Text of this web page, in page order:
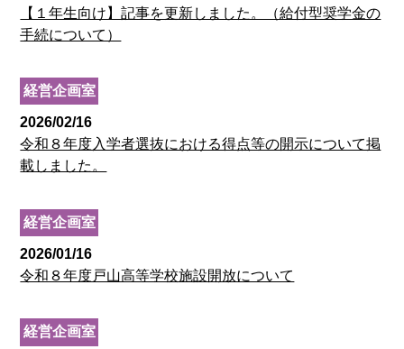
【１年生向け】記事を更新しました。（給付型奨学金の
手続について）
経営企画室
2026/02/16
令和８年度入学者選抜における得点等の開示について掲
載しました。
経営企画室
2026/01/16
令和８年度戸山高等学校施設開放について
経営企画室